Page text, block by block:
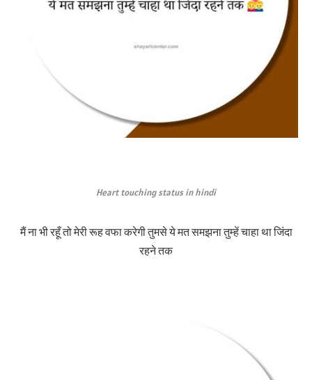
Heart touching status in hindi
मैं ना भी रहूँ तो मेरी रूह वफा करेगी तुमसे ये मत समझना तुम्हें चाहा था जिंदा
रहने तक